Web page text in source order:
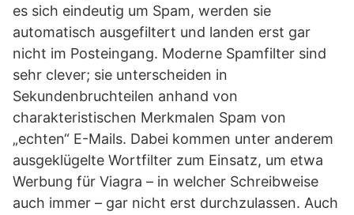
es sich eindeutig um Spam, werden sie
automatisch ausgefiltert und landen erst gar
nicht im Posteingang. Moderne Spamfilter sind
sehr clever; sie unterscheiden in
Sekundenbruchteilen anhand von
charakteristischen Merkmalen Spam von
„echten“ E-Mails. Dabei kommen unter anderem
ausgeklügelte Wortfilter zum Einsatz, um etwa
Werbung für Viagra – in welcher Schreibweise
auch immer – gar nicht erst durchzulassen. Auch